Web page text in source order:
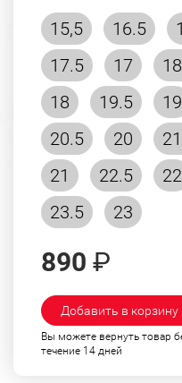
15,5 16.5
17.5
17
18
19.5
19
20.5
20
21
22.5
22
23.5
23
890 ₽
Добавить в корзину
Вы можете вернуть товар
течение 14 дней